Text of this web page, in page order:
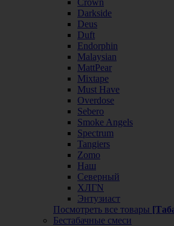
Darkside
Deus
Duft
Endorphin
Malaysian
MattPear
Mixtape
Must Have
Overdose
Sebero
Smoke Angels
Spectrum
Tangiers
Zomo
Наш
Северный
ХЛГN
Энтузиаст
Посмотреть все товары
Бестабачные смеси